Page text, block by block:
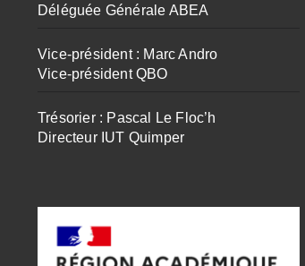
Déléguée Générale ABEA
Vice-président : Marc Andro
Vice-président QBO
Trésorier : Pascal Le Floc’h
Directeur IUT Quimper